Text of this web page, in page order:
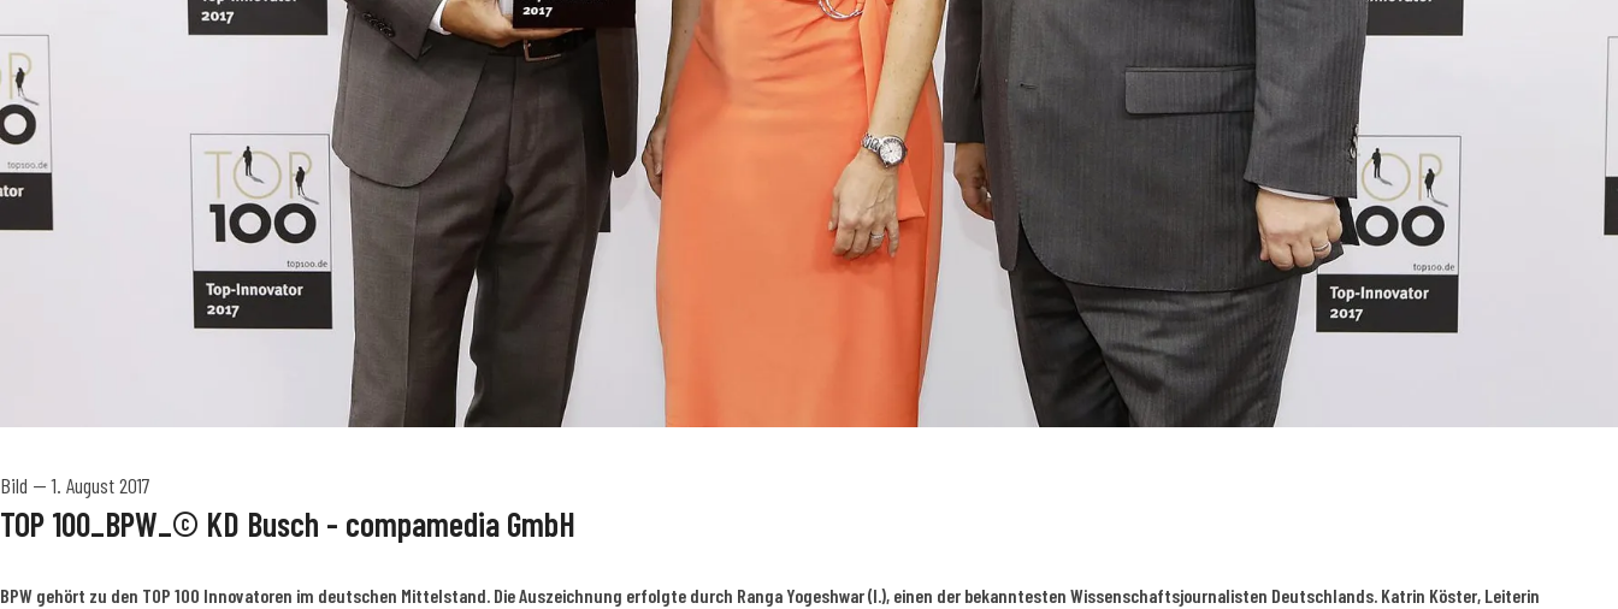
Bild —1. August 2017
TOP 100_BPW_© KD Busch - compamedia GmbH
BPW gehört zu den TOP 100 Innovatoren im deutschen Mittelstand. Die Auszeichnung erfolgte durch Ranga Yogeshwar (l.), einen der bekanntesten Wissenschaftsjournalisten Deutschlands. Katrin Köster, Leiterin